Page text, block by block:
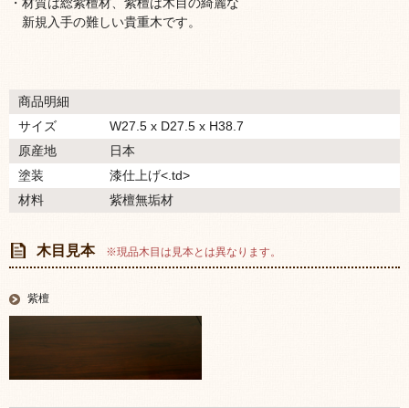
・材質は総紫檀材、紫檀は木目の綺麗な
新規入手の難しい貴重木です。
商品明細
サイズ
W27.5 x D27.5 x H38.7
原産地
日本
塗装
漆仕上げ<.td>
材料
紫檀無垢材
木目見本 ※現品木目は見本とは異なります。
紫檀